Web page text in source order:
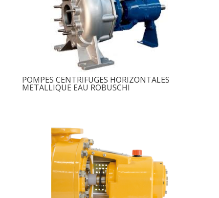
POMPES CENTRIFUGES HORIZONTALES
METALLIQUE EAU ROBUSCHI